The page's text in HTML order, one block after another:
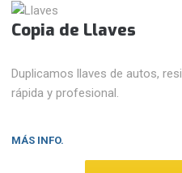
Copia de Llaves
Duplicamos llaves de autos,
rápida y profesional.
MÁS INFO.